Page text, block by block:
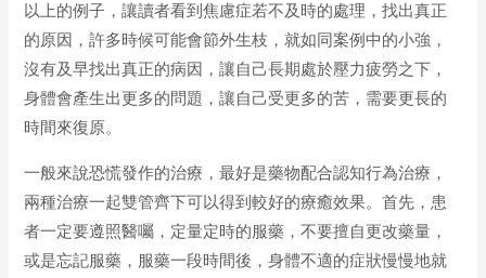
以上的例子，讓讀者看到焦慮症若不及時的處理，找出真正
的原因，許多時候可能會節外生枝，就如同案例中的小強，
沒有及早找出真正的病因，讓自己長期處於壓力疲勞之下，
身體會產生出更多的問題，讓自己受更多的苦，需要更長的
時間來復原。
一般來說恐慌發作的治療，最好是藥物配合認知行為治療，
兩種治療一起雙管齊下可以得到較好的療癒效果。首先，患
者一定要遵照醫囑，定量定時的服藥，不要擅自更改藥量，
或是忘記服藥，服藥一段時間後，身體不適的症狀慢慢地就